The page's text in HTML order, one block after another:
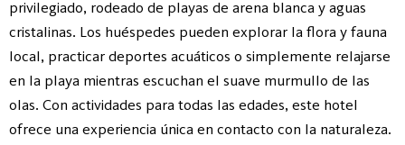
privilegiado, rodeado de playas de arena blanca y aguas
cristalinas. Los huéspedes pueden explorar la flora y fauna
local, practicar deportes acuáticos o simplemente relajarse
en la playa mientras escuchan el suave murmullo de las
olas. Con actividades para todas las edades, este hotel
ofrece una experiencia única en contacto con la naturaleza.